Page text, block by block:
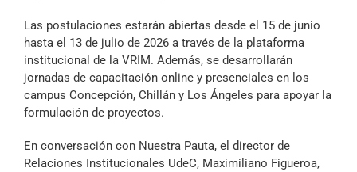
Las postulaciones estarán abiertas desde el 15 de junio
hasta el 13 de julio de 2026 a través de la plataforma
institucional de la VRIM. Además, se desarrollarán
jornadas de capacitación online y presenciales en los
campus Concepción, Chillán y Los Ángeles para apoyar la
formulación de proyectos.
En conversación con Nuestra Pauta, el director de
Relaciones Institucionales UdeC, Maximiliano Figueroa,